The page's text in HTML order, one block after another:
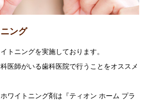
ング
トニングを実施しております。
医師がいる歯科医院で行うことをオススメ
ワイトニング剤は『ティオン ホーム プラ